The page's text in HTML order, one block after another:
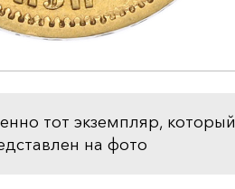
тот экземпляр, который
на фото